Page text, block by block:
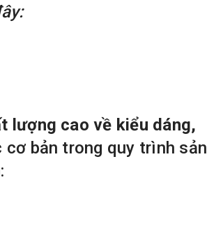
lượng cao về kiểu dáng,
cơ bản trong quy trình sản